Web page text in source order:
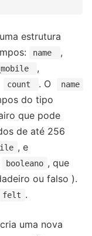
estrutura
name ,
,
count . O name
do tipo
que pode
de até 256
, e
booleano , que
ou falso ).
felt .
cria uma nova